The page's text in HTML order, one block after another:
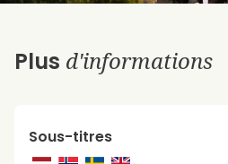
Plus d'informations
Sous-titres